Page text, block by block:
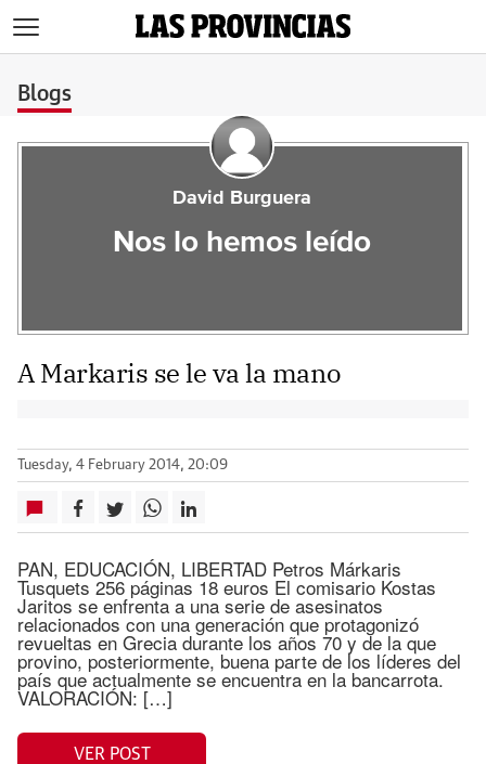
Blogs
David Burguera
Nos lo hemos leído
A Markaris se le va la mano
Tuesday, 4 February 2014, 20:09
PAN, EDUCACIÓN, LIBERTAD Petros Márkaris
Tusquets 256 páginas 18 euros El comisario Kostas
Jaritos se enfrenta a una serie de asesinatos
relacionados con una generación que protagonizó
revueltas en Grecia durante los años 70 y de la que
provino, posteriormente, buena parte de los líderes del
país que actualmente se encuentra en la bancarrota.
VALORACIÓN: […]
VER POST